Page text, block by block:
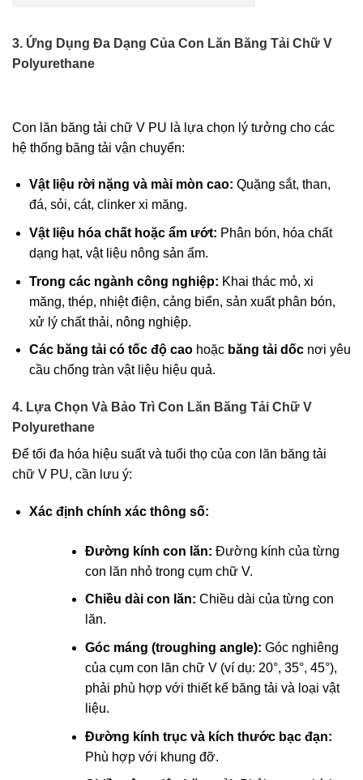
3. Ứng Dụng Đa Dạng Của Con Lăn Băng Tải Chữ V
Polyurethane
Con lăn băng tải chữ V PU là lựa chọn lý tưởng cho các
hệ thống băng tải vận chuyển:
Vật liệu rời nặng và mài mòn cao: Quặng sắt, than,
đá, sỏi, cát, clinker xi măng.
Vật liệu hóa chất hoặc ẩm ướt: Phân bón, hóa chất
dạng hạt, vật liệu nông sản ẩm.
Trong các ngành công nghiệp: Khai thác mỏ, xi
măng, thép, nhiệt điện, cảng biển, sản xuất phân bón,
xử lý chất thải, nông nghiệp.
Các băng tải có tốc độ caohoặc băng tải dốcnơi yêu
cầu chống tràn vật liệu hiệu quả.
4. Lựa Chọn Và Bảo Trì Con Lăn Băng Tải Chữ V
Polyurethane
Để tối đa hóa hiệu suất và tuổi thọ của con lăn băng tải
chữ V PU, cần lưu ý:
Xác định chính xác thông số:
Đường kính con lăn: Đường kính của từng
con lăn nhỏ trong cụm chữ V.
Chiều dài con lăn: Chiều dài của từng con
lăn.
Góc máng (troughing angle): Góc nghiêng
của cụm con lăn chữ V (ví dụ: 20°, 35°, 45°),
phải phù hợp với thiết kế băng tải và loại vật
liệu.
Đường kính trục và kích thước bạc đạn:
Phù hợp với khung đỡ.